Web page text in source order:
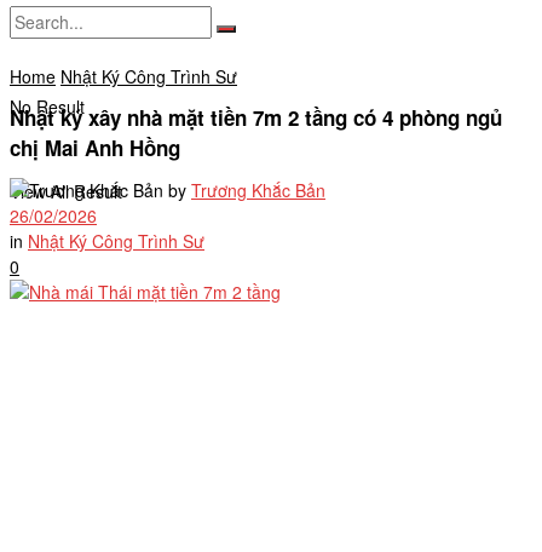
No Result
View All Result
Home Nhật Ký Công Trình Sư
Nhật ký xây nhà mặt tiền 7m 2 tầng có 4 phòng ngủ
chị Mai Anh Hồng
by Trương Khắc Bản
26/02/2026
in Nhật Ký Công Trình Sư
0